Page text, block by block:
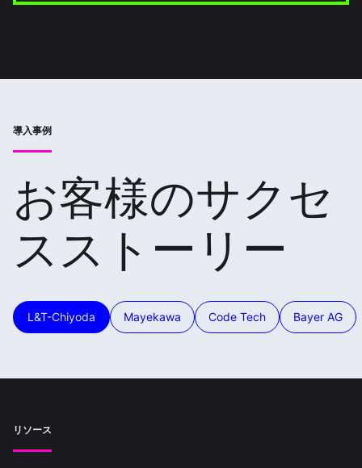
導入事例
お客様のサクセ
スストーリー
L&T-Chiyoda Mayekawa Code Tech Bayer AG
リソース